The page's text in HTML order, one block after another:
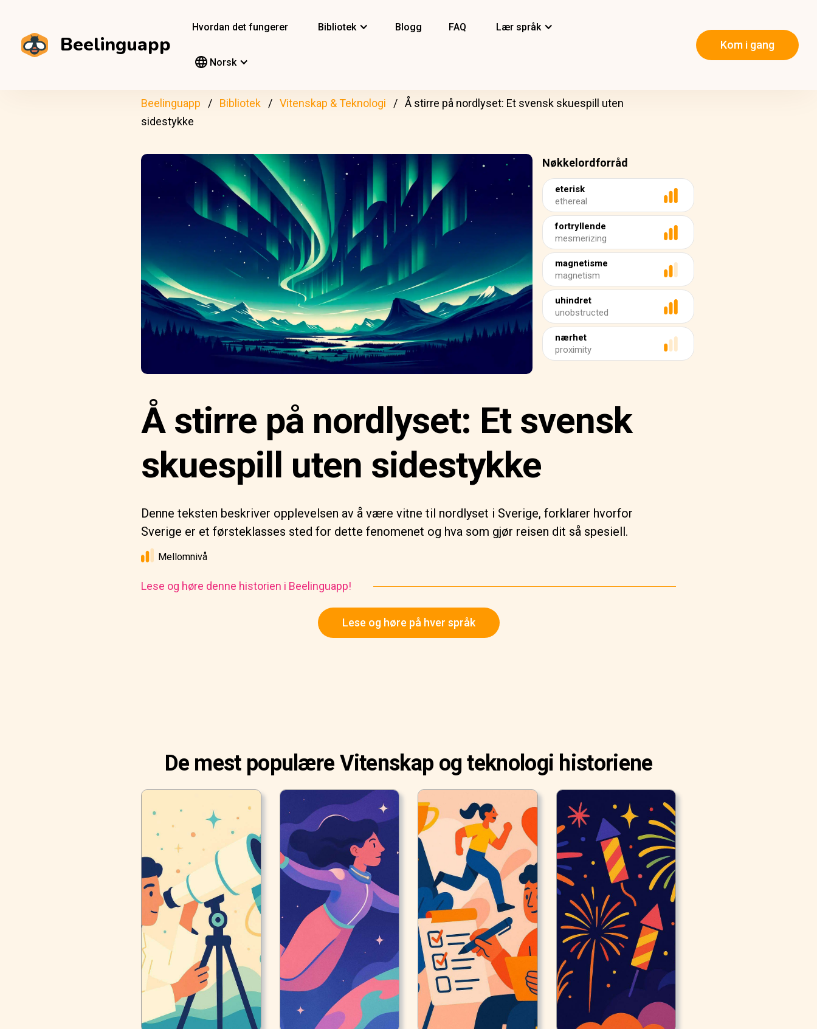
Beelinguapp
Hvordan det fungerer Bibliotek Blogg FAQ Lær språk
Norsk
Kom i gang
Beelinguapp Bibliotek Vitenskap & Teknologi
Å stirre på nordlyset: Et svensk skuespill uten
sidestykke
Nøkkelordforråd
eterisk
ethereal
fortryllende
mesmerizing
magnetisme
magnetism
uhindret
unobstructed
nærhet
proximity
Å stirre på nordlyset: Et svensk
skuespill uten sidestykke
Denne teksten beskriver opplevelsen av å være vitne til nordlyset i Sverige, forklarer hvorfor
Sverige er et førsteklasses sted for dette fenomenet og hva som gjør reisen dit så spesiell.
Mellomnivå
Lese og høre denne historien i Beelinguapp!
Lese og høre på hver språk
De mest populære Vitenskap og teknologi historiene